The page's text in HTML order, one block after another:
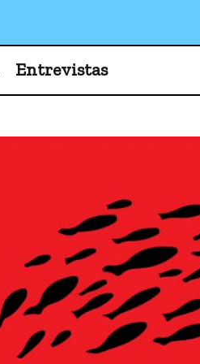
Entrevistas